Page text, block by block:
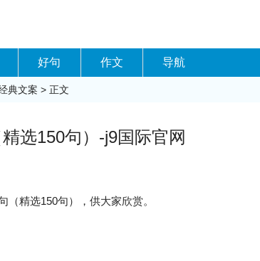
好句 作文 导航
典文案 > 正文
选150句）-j9国际官网
精选150句），供大家欣赏。